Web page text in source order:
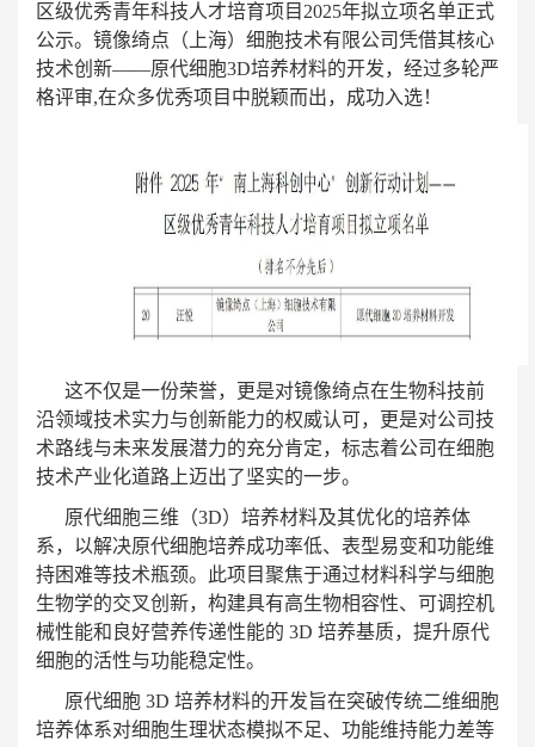
区级优秀青年科技人才培育项目2025年拟立项名单正式
公示。镜像绮点（上海）细胞技术有限公司凭借其核心
技术创新——原代细胞3D培养材料的开发，经过多轮严
格评审,在众多优秀项目中脱颖而出，成功入选！
这不仅是一份荣誉，更是对镜像绮点在生物科技前
沿领域技术实力与创新能力的权威认可，更是对公司技
术路线与未来发展潜力的充分肯定，标志着公司在细胞
技术产业化道路上迈出了坚实的一步。
原代细胞三维（3D）培养材料及其优化的培养体
系，以解决原代细胞培养成功率低、表型易变和功能维
持困难等技术瓶颈。此项目聚焦于通过材料科学与细胞
生物学的交叉创新，构建具有高生物相容性、可调控机
械性能和良好营养传递性能的 3D 培养基质，提升原代
细胞的活性与功能稳定性。
原代细胞 3D 培养材料的开发旨在突破传统二维细胞
培养体系对细胞生理状态模拟不足、功能维持能力差等